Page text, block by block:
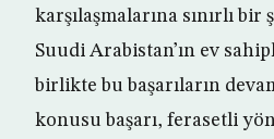
karşılaşmalarına sınırlı
Suudi Arabistan’ın ev
birlikte bu başarıların
konusu başarı, ferasetli